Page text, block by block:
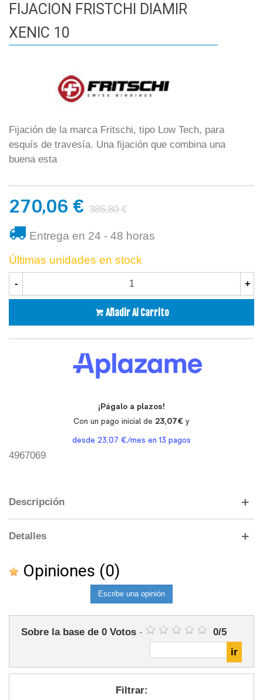
FIJACION FRISTCHI DIAMIR
XENIC 10
Fijación de la marca Fritschi, tipo Low Tech, para
esquís de travesía. Una fijación que combina una
buena esta
270,06 € 385,80 €
Entrega en 24 - 48 horas
Últimas unidades en stock
- +
Añadir Al Carrito
4967069
Descripción
Detalles
Opiniones (0)
Escribe una opinión
Sobre la base de 0 Votos - 0/5
Filtrar: